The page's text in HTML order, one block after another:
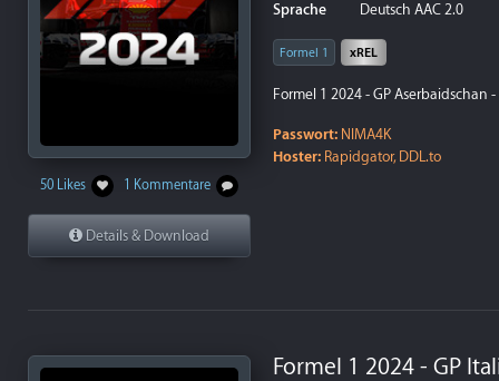
50 Likes 1 Kommentare
Details & Download
Sprache
Deutsch AAC 2.0
Formel 1 xREL
Formel 1 2024 - GP Aserbaidschan
Passwort: NIMA4K
Hoster: Rapidgator, DDL.to
Formel 1 2024 - GP